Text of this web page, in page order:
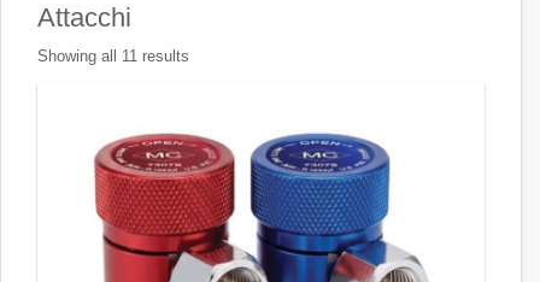
Attacchi
Showing all 11 results